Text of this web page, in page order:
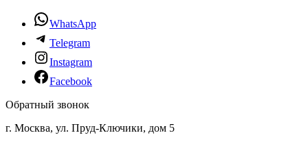
WhatsApp
Telegram
Instagram
Facebook
Обратный звонок
г. Москва, ул. Пруд-Ключики, дом 5